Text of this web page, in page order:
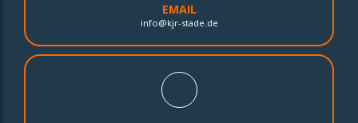
EMAIL
info@kjr-stade.de